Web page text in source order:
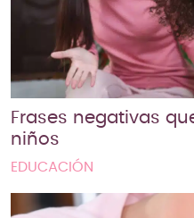
Frases negativas
niños
EDUCACIÓN